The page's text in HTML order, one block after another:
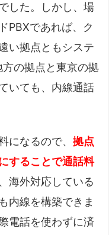
した。しかし、場
PBXであれば、ク
い拠点ともシステ
の拠点と東京の拠
いても、内線通話
になるので、 拠点
することで通話料
海外対応している
内線を構築できま
電話を使わずに済